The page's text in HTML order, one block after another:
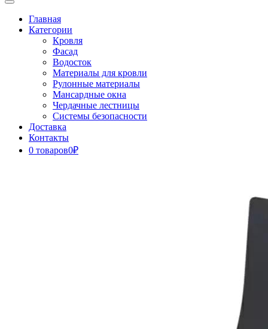
Open
ButtonГлавная
Категории
Кровля
Фасад
Водосток
Материалы для кровли
Рулонные материалы
Мансардные окна
Чердачные лестницы
Системы безопасности
Доставка
Контакты
0 товаров0₽